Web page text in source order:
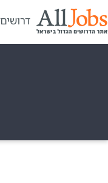
דרושים